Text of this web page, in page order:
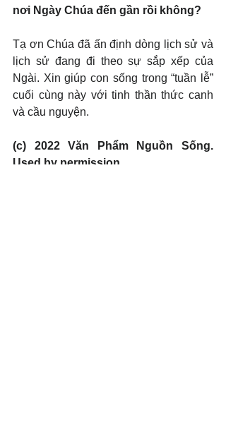
nơi Ngày Chúa đến gần rồi không?
Tạ ơn Chúa đã ấn định dòng lịch sử và
lịch sử đang đi theo sự sắp xếp của
Ngài. Xin giúp con sống trong “tuần lễ”
cuối cùng này với tinh thần thức canh
và cầu nguyện.
(c) 2022 Văn Phẩm Nguồn Sống.
Used by permission.